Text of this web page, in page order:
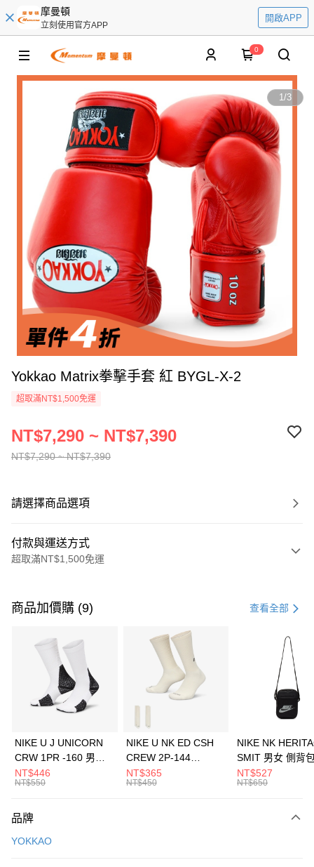
摩曼頓
立刻使用官方APP
開啟APP
0
1/3
Yokkao Matrix拳擊手套 紅 BYGL-X-2
超取滿NT$1,500免運
NT$7,290 ~ NT$7,390
NT$7,290 ~ NT$7,390
請選擇商品選項
付款與運送方式
超取滿NT$1,500免運
信用卡一次付款
3 期 0 利率 每期 21家銀行
合作金庫商業銀行
第一商業銀行
華南商業銀行
彰化商業銀行
上海商業儲蓄銀行
元大商業銀行
台灣樂天信用卡公司
Apple Pay
全盈+PAY
AFTEE先享後付
【關於「AFTEE先享後付」】
便利好安心！
運送方式
商品加價購 (9) 查看全部
NIKE U J UNICORN
CRW 1PR -160 男女
中統襪 FZ3393100
NT$446
NT$550
NIKE U NK ED CSH
CREW 2P-144
EMBRDY 男女 短統襪
FZ3073133
NT$365
NT$450
NIKE NK
SMIT 男女 側背
BA5871010
NT$527
NT$650
品牌
YOKKAO